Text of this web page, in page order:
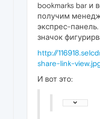
bookmarks bar и
получим
экспрес-
значок
http://
share-link-
И вот это: